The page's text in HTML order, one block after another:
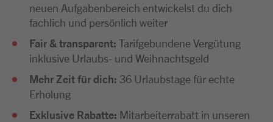
neuen Aufgabenbereich entwickelst du dich
fachlich und persönlich weiter
Fair & transparent: Tarifgebundene Vergütung
inklusive Urlaubs- und Weihnachtsgeld
Mehr Zeit für dich: 36 Urlaubstage für echte
Erholung
Exklusive Rabatte: Mitarbeiterrabatt in unseren